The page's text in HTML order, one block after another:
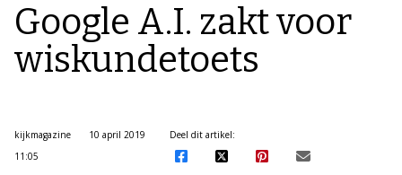
Google A.I. zakt voor
wiskundetoets
kijkmagazine
10 april 2019
11:05
Deel dit artikel: